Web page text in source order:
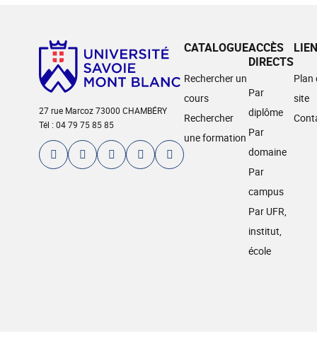
27 rue Marcoz 73000 CHAMBÉRY
Tél : 04 79 75 85 85
CATALOGUE
Rechercher un
cours
Rechercher
une formation
ACCÈS
DIRECTS
Par
diplôme
Par
domaine
Par
campus
Par UFR,
institut,
école
Plan
site